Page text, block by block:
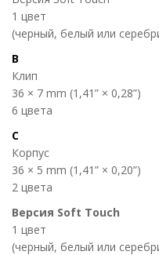
1 цвет
(черный, белый или
B
Клип
36 × 7 mm (1,41” × 0,28”)
6 цвета
C
Корпус
36 × 5 mm (1,41” × 0,20”)
2 цвета
Версия Soft Touch
1 цвет
(черный, белый или